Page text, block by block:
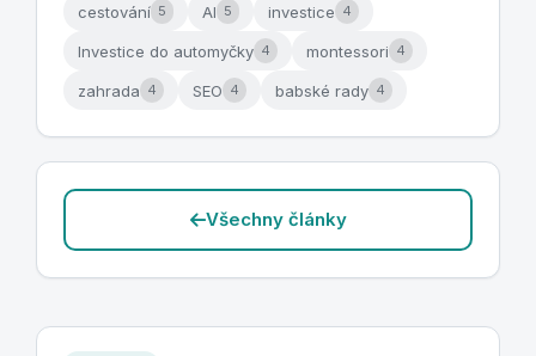
cestování 5 AI 5 investice 4
Investice do automyčky 4 montessori 4
zahrada 4 SEO 4 babské rady 4
Všechny články